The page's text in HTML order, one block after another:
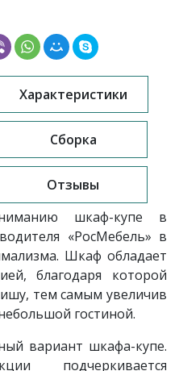
Характеристики
Сборка
Отзывы
шкаф-купе в
«РосМебель» в
Шкаф обладает
благодаря которой
тем самым увеличив
гостиной.
вариант шкафа-купе.
подчеркивается